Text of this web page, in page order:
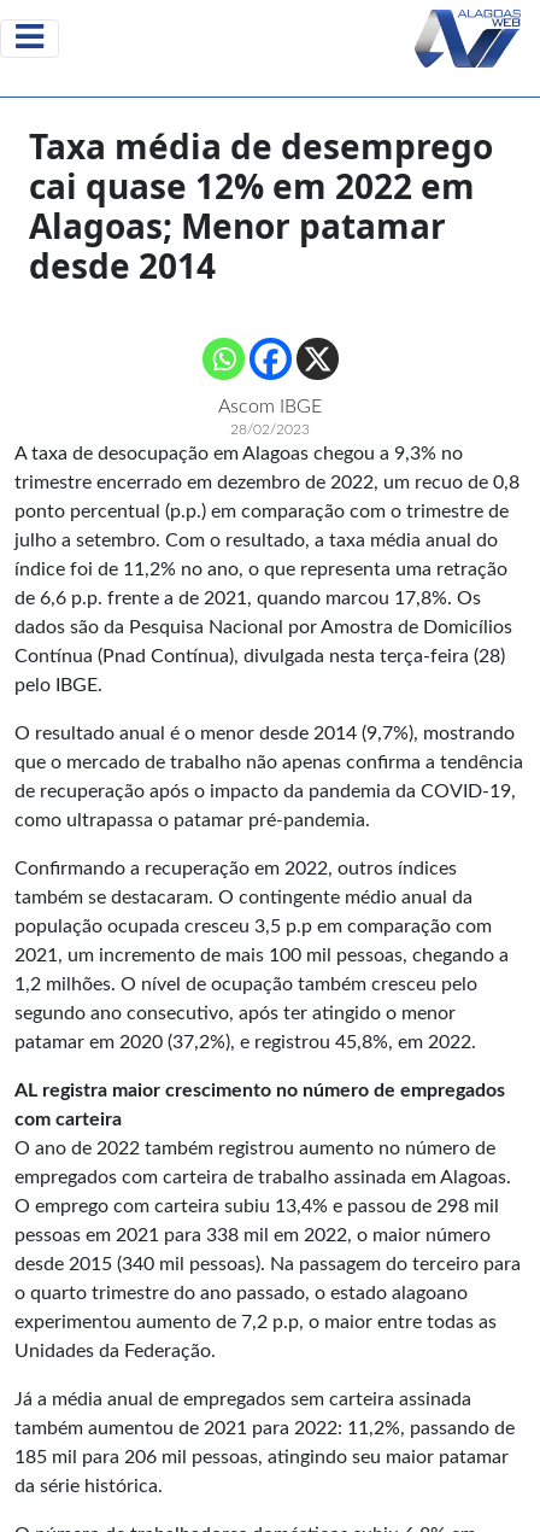
Taxa média de desemprego
cai quase 12% em 2022 em
Alagoas; Menor patamar
desde 2014
Ascom IBGE
28/02/2023
A taxa de desocupação em Alagoas chegou a 9,3% no
trimestre encerrado em dezembro de 2022, um recuo de 0,8
ponto percentual (p.p.) em comparação com o trimestre de
julho a setembro. Com o resultado, a taxa média anual do
índice foi de 11,2% no ano, o que representa uma retração
de 6,6 p.p. frente a de 2021, quando marcou 17,8%. Os
dados são da Pesquisa Nacional por Amostra de Domicílios
Contínua (Pnad Contínua), divulgada nesta terça-feira (28)
pelo IBGE.
O resultado anual é o menor desde 2014 (9,7%), mostrando
que o mercado de trabalho não apenas confirma a tendência
de recuperação após o impacto da pandemia da COVID-19,
como ultrapassa o patamar pré-pandemia.
Confirmando a recuperação em 2022, outros índices
também se destacaram. O contingente médio anual da
população ocupada cresceu 3,5 p.p em comparação com
2021, um incremento de mais 100 mil pessoas, chegando a
1,2 milhões. O nível de ocupação também cresceu pelo
segundo ano consecutivo, após ter atingido o menor
patamar em 2020 (37,2%), e registrou 45,8%, em 2022.
AL registra maior crescimento no número de empregados
com carteira
O ano de 2022 também registrou aumento no número de
empregados com carteira de trabalho assinada em Alagoas.
O emprego com carteira subiu 13,4% e passou de 298 mil
pessoas em 2021 para 338 mil em 2022, o maior número
desde 2015 (340 mil pessoas). Na passagem do terceiro para
o quarto trimestre do ano passado, o estado alagoano
experimentou aumento de 7,2 p.p, o maior entre todas as
Unidades da Federação.
Já a média anual de empregados sem carteira assinada
também aumentou de 2021 para 2022: 11,2%, passando de
185 mil para 206 mil pessoas, atingindo seu maior patamar
da série histórica.